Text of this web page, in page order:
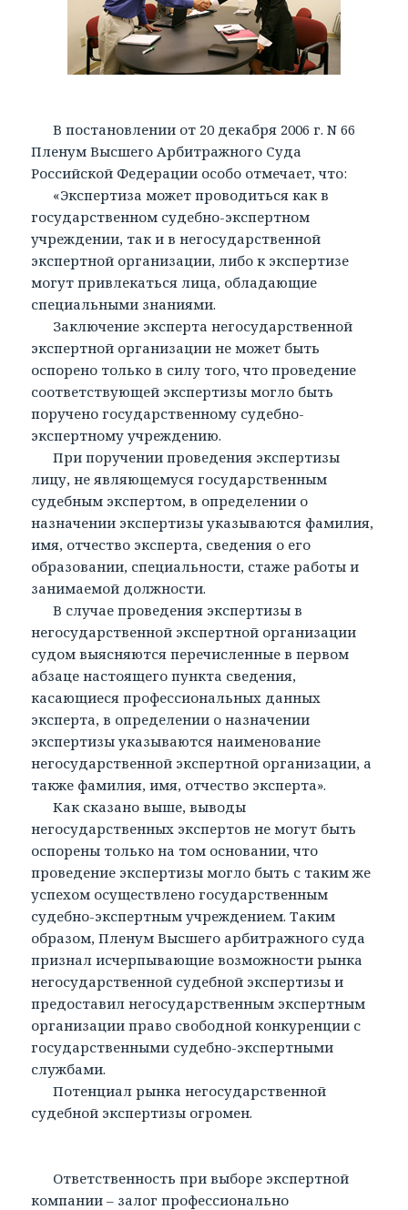
В постановлении от 20 декабря 2006 г. N 66
Пленум Высшего Арбитражного Суда
Российской Федерации особо отмечает, что:
«Экспертиза может проводиться как в
государственном судебно-экспертном
учреждении, так и в негосударственной
экспертной организации, либо к экспертизе
могут привлекаться лица, обладающие
специальными знаниями.
Заключение эксперта негосударственной
экспертной организации не может быть
оспорено только в силу того, что проведение
соответствующей экспертизы могло быть
поручено государственному судебно-
экспертному учреждению.
При поручении проведения экспертизы
лицу, не являющемуся государственным
судебным экспертом, в определении о
назначении экспертизы указываются фамилия,
имя, отчество эксперта, сведения о его
образовании, специальности, стаже работы и
занимаемой должности.
В случае проведения экспертизы в
негосударственной экспертной организации
судом выясняются перечисленные в первом
абзаце настоящего пункта сведения,
касающиеся профессиональных данных
эксперта, в определении о назначении
экспертизы указываются наименование
негосударственной экспертной организации, а
также фамилия, имя, отчество эксперта».
Как сказано выше, выводы
негосударственных экспертов не могут быть
оспорены только на том основании, что
проведение экспертизы могло быть с таким же
успехом осуществлено государственным
судебно-экспертным учреждением. Таким
образом, Пленум Высшего арбитражного суда
признал исчерпывающие возможности рынка
негосударственной судебной экспертизы и
предоставил негосударственным экспертным
организации право свободной конкуренции с
государственными судебно-экспертными
службами.
Потенциал рынка негосударственной
судебной экспертизы огромен.
Ответственность при выборе экспертной
компании – залог профессионально